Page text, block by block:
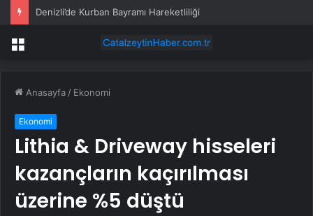
Denizli’de Kurban Bayramı Hareketliliği
Menü
Anasayfa / Ekonomi
Ekonomi
Lithia & Driveway hisseleri
kazançların kaçırılması
üzerine %5 düştü